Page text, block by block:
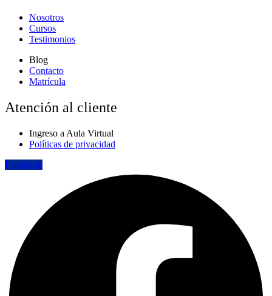
Nosotros
Cursos
Testimonios
Blog
Contacto
Matrícula
Atención al cliente
Ingreso a Aula Virtual
Políticas de privacidad
Facebook